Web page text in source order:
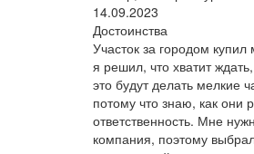
14.09.2023
Достоинства
Участок за городом купил
я решил, что хватит
это будут делать мелкие
потому что знаю, как они
ответственность. Мне
компания, поэтому